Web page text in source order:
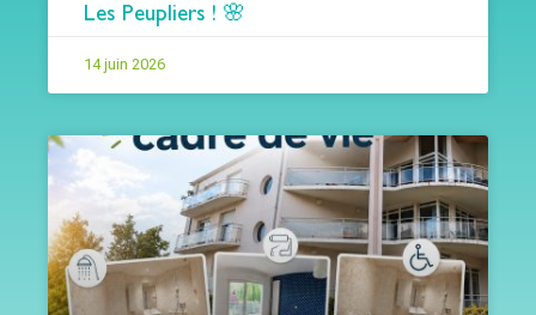
Les Peupliers ! 🌸
14 juin 2026